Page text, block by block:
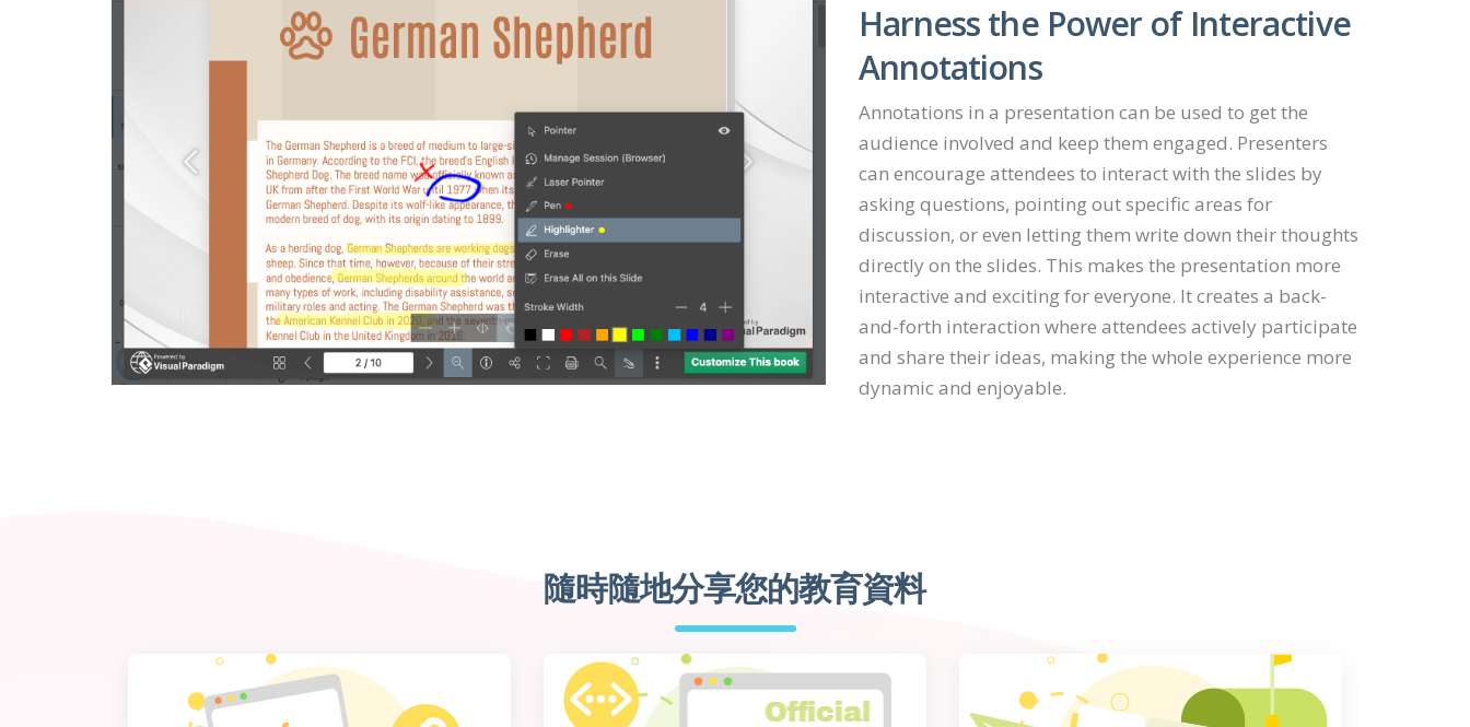
Harness the Power of Interactive
Annotations
Annotations in a presentation can be used to get the
audience involved and keep them engaged. Presenters
can encourage attendees to interact with the slides by
asking questions, pointing out specific areas for
discussion, or even letting them write down their thoughts
directly on the slides. This makes the presentation more
interactive and exciting for everyone. It creates a back-
and-forth interaction where attendees actively participate
and share their ideas, making the whole experience more
dynamic and enjoyable.
隨時隨地分享您的教育資料